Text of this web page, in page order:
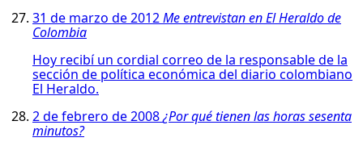
31 de marzo de 2012Me entrevistan en El Heraldo de
Colombia
Hoy recibí un cordial correo de la responsable de la
sección de política económica del diario colombiano
El Heraldo.
2 de febrero de 2008¿Por qué tienen las horas sesenta
minutos?